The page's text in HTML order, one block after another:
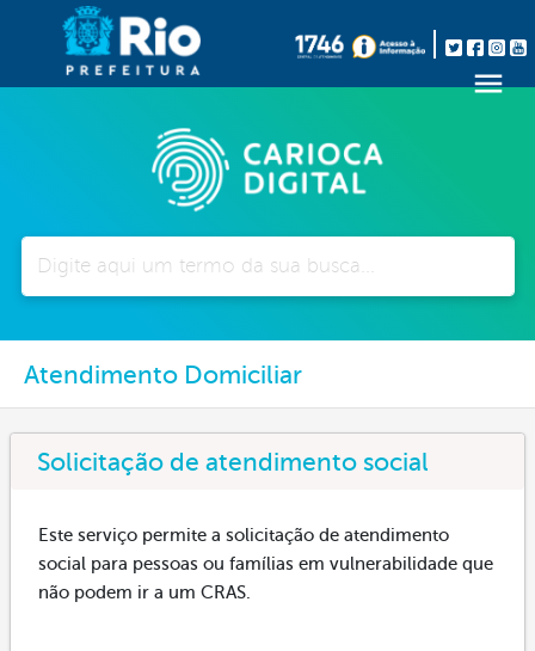
Atendimento Domiciliar
Solicitação de atendimento social
Este serviço permite a solicitação de atendimento
social para pessoas ou famílias em vulnerabilidade que
não podem ir a um CRAS.